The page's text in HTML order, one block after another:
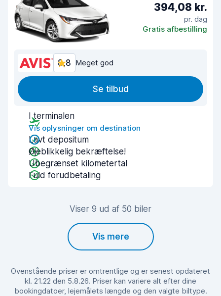
394,08 kr.
pr. dag
Gratis afbestilling
8,8 Meget god
Se tilbud
I terminalen
Vis oplysninger om destination
Lavt depositum
Øjeblikkelig bekræftelse!
Ubegrænset kilometertal
Fuld forudbetaling
Viser 9 ud af 50 biler
Vis mere
Ovenstående priser er omtrentlige og er senest opdateret
kl. 21.22 den 5.8.26. Priser kan variere alt efter dine
bookingdatoer, lejemålets længde og den valgte biltype.